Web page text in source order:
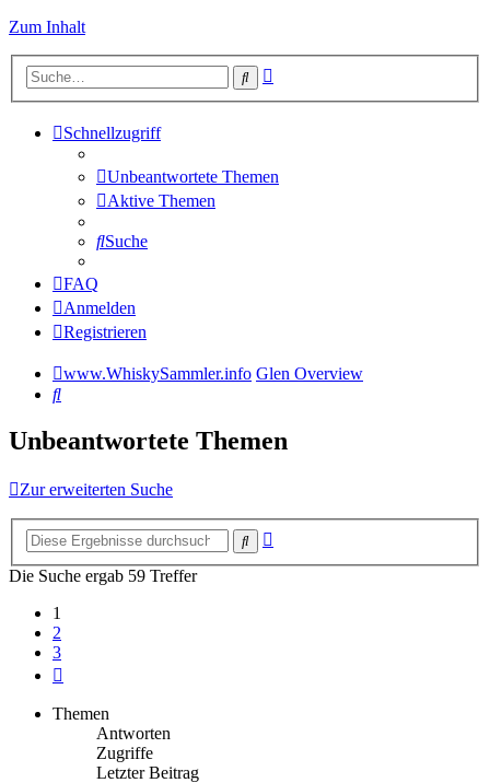
Zum Inhalt
Suche
Schnellzugriff
Unbeantwortete Themen
Aktive Themen
Suche
FAQ
Anmelden
Registrieren
www.WhiskySammler.info Glen Overview
Suche
Unbeantwortete Themen
Zur erweiterten Suche
Suche
Die Suche ergab 59 Treffer
1
2
3
Themen
Antworten
Zugriffe
Letzter Beitrag